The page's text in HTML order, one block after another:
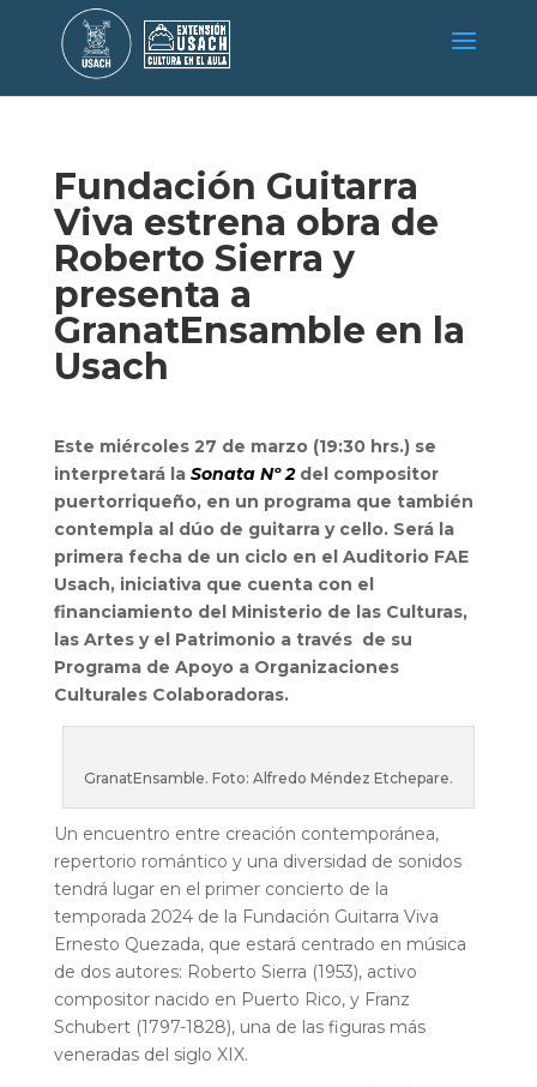
Fundación Guitarra
Viva estrena obra de
Roberto Sierra y
presenta a
GranatEnsamble en la
Usach
Este miércoles 27 de marzo (19:30 hrs.) se
interpretará la Sonata Nº 2del compositor
puertorriqueño, en un programa que también
contempla al dúo de guitarra y cello. Será la
primera fecha de un ciclo en el Auditorio FAE
Usach, iniciativa que cuenta con el
financiamiento del Ministerio de las Culturas,
las Artes y el Patrimonio a través de su
Programa de Apoyo a Organizaciones
Culturales Colaboradoras.
GranatEnsamble. Foto: Alfredo Méndez Etchepare.
Un encuentro entre creación contemporánea,
repertorio romántico y una diversidad de sonidos
tendrá lugar en el primer concierto de la
temporada 2024 de la Fundación Guitarra Viva
Ernesto Quezada, que estará centrado en música
de dos autores: Roberto Sierra (1953), activo
compositor nacido en Puerto Rico, y Franz
Schubert (1797-1828), una de las figuras más
veneradas del siglo XIX.